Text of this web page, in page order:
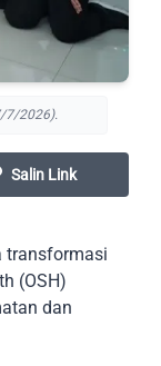
7/2026).
Salin Link
transformasi
(OSH)
dan